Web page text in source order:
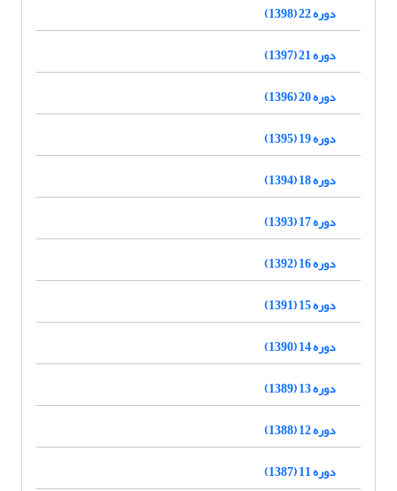
دوره 22 (1398)
دوره 21 (1397)
دوره 20 (1396)
دوره 19 (1395)
دوره 18 (1394)
دوره 17 (1393)
دوره 16 (1392)
دوره 15 (1391)
دوره 14 (1390)
دوره 13 (1389)
دوره 12 (1388)
دوره 11 (1387)